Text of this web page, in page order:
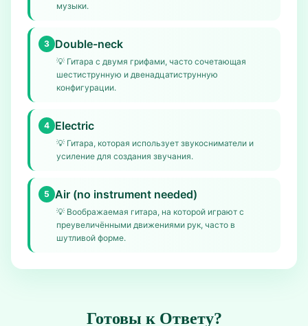
музыки.
3 Double-neck
💡 Гитара с двумя грифами, часто сочетающая
шестиструнную и двенадцатиструнную
конфигурации.
4 Electric
💡 Гитара, которая использует звукосниматели и
усиление для создания звучания.
5 Air (no instrument needed)
💡 Воображаемая гитара, на которой играют с
преувеличёнными движениями рук, часто в
шутливой форме.
Готовы к Ответу?